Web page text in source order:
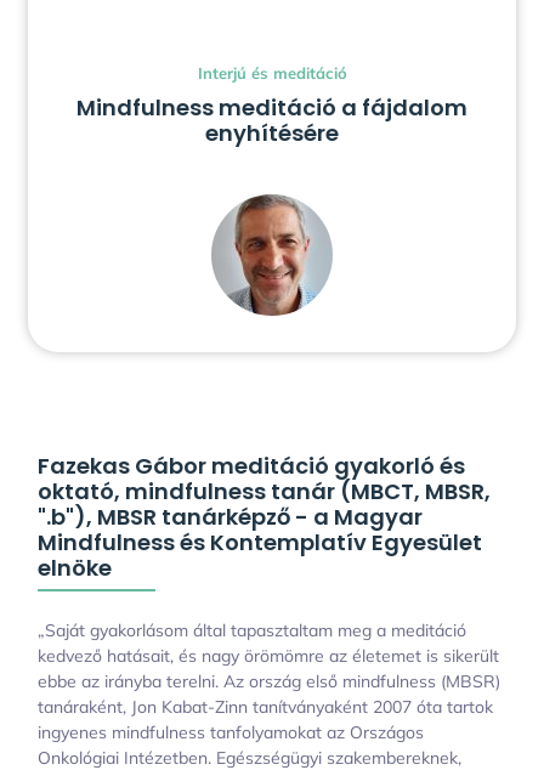
Interjú és meditáció
Mindfulness meditáció a fájdalom
enyhítésére
Fazekas Gábor meditáció gyakorló és
oktató, mindfulness tanár (MBCT, MBSR,
".b"), MBSR tanárképző - a Magyar
Mindfulness és Kontemplatív Egyesület
elnöke
„Saját gyakorlásom által tapasztaltam meg a meditáció
kedvező hatásait, és nagy örömömre az életemet is sikerült
ebbe az irányba terelni. Az ország első mindfulness (MBSR)
tanáraként, Jon Kabat-Zinn tanítványaként 2007 óta tartok
ingyenes mindfulness tanfolyamokat az Országos
Onkológiai Intézetben. Egészségügyi szakembereknek,